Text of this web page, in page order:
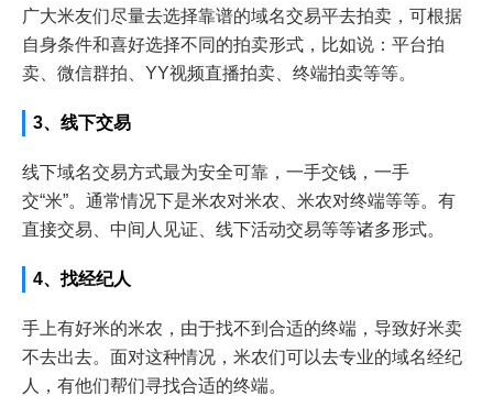
广大米友们尽量去选择靠谱的域名交易平去拍卖，可根据
自身条件和喜好选择不同的拍卖形式，比如说：平台拍
卖、微信群拍、YY视频直播拍卖、终端拍卖等等。
3、线下交易
线下域名交易方式最为安全可靠，一手交钱，一手
交“米”。通常情况下是米农对米农、米农对终端等等。有
直接交易、中间人见证、线下活动交易等等诸多形式。
4、找经纪人
手上有好米的米农，由于找不到合适的终端，导致好米卖
不去出去。面对这种情况，米农们可以去专业的域名经纪
人，有他们帮们寻找合适的终端。